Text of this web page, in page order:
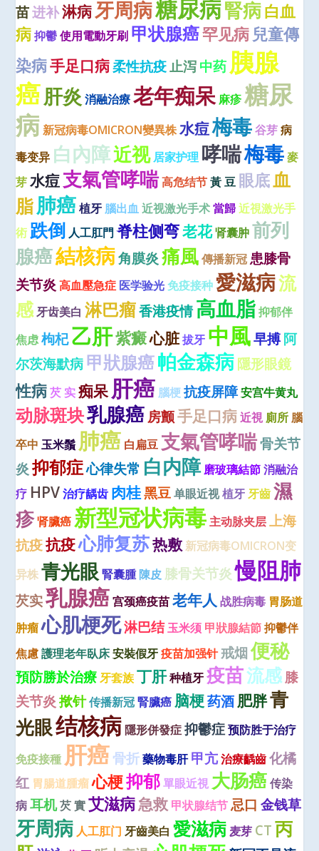
苗进补淋病牙周病糖尿病腎病白血
病 抑鬱 使用電動牙刷 甲状腺癌罕见病 兒童傳
染病手足口病柔性抗疫止泻中药 胰腺
癌肝炎 消融治療 老年痴呆 麻疹糖尿
病 新冠病毒OMICRON變異株水痘梅毒 谷芽 病
毒变异 白內障近视 居家护理 哮喘梅毒 麥
芽 水痘支氣管哮喘高危结节 黃 豆 眼底血
脂肺癌 植牙 腦出血 近视激光手术 當歸 近視激光手
術 跌倒 人工肛門 脊柱侧弯老花肾囊肿 前列
腺癌結核病角膜炎 痛風 傳播新冠 患膝骨
关节炎 高血壓急症 医学验光 免疫接种 愛滋病流
感牙齿美白 淋巴瘤香港疫情高血脂 抑郁伴
焦虑 枸杞乙肝紫癜心脏拔牙 中風早搏阿
尔茨海默病甲狀腺癌帕金森病隱形眼鏡
性病 芡 实 痴呆肝癌 腦梗 抗疫屏障安宫牛黄丸
动脉斑块乳腺癌房颤手足口病 近視 廁所 腦
卒中 玉米鬚 肺癌 白扁豆 支氣管哮喘骨关节
炎 抑郁症心律失常 白内障 磨玻璃結節 消融治
疗 HPV 治疗龋齿 肉桂黑豆 单眼近视植牙 牙齒 濕
疹肾臟癌 新型冠状病毒 主动脉夹层 上海
抗疫抗疫心肺复苏热敷 新冠病毒OMICRON变
异株 青光眼 腎囊腫 陳皮 膝骨关节炎 慢阻肺
芡实乳腺癌 宫颈癌疫苗 老年人 战胜病毒 胃肠道
肿瘤 心肌梗死淋巴结玉米须 甲狀腺結節 抑鬱伴
焦慮 護理老年臥床安裝假牙 疫苗加强针戒烟 便秘
預防勝於治療 牙套族 丁肝种植牙 疫苗流感膝
关节炎 揿针传播新冠 腎臟癌 脑梗药酒肥胖青
光眼结核病 隱形併發症 抑鬱症 预防胜于治疗
免疫接種 肝癌骨折 藥物毒肝 甲亢 治療齲齒 化橘
红 胃腸道腫瘤 心梗抑郁 單眼近視 大肠癌 传染
病 耳机芡 實 艾滋病急救 甲状腺结节 忌口 金钱草
牙周病 人工肛门 牙齒美白 愛滋病 麦芽 CT 丙